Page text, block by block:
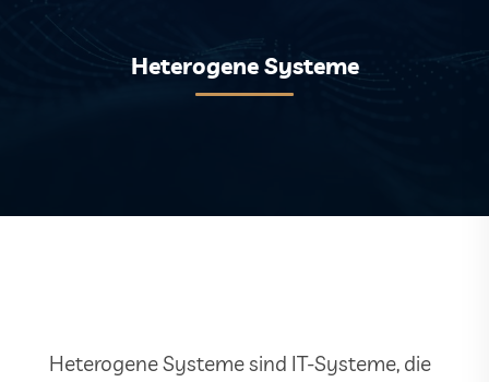
Heterogene Systeme
Heterogene Systeme sind IT-Systeme, die